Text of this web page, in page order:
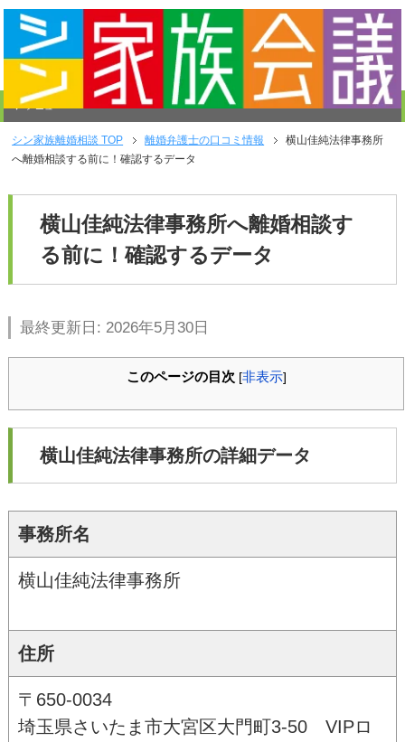
メニュー
シン家族離婚相談 TOP 離婚弁護士の口コミ情報
横山佳純法律事務所
へ離婚相談する前に！確認するデータ
横山佳純法律事務所へ離婚相談す
る前に！確認するデータ
最終更新日: 2026年5月30日
このページの目次 [非表示]
横山佳純法律事務所の詳細データ
事務所名
横山佳純法律事務所
住所
〒650-0034
埼玉県さいたま市大宮区大門町3-50 VIPロ